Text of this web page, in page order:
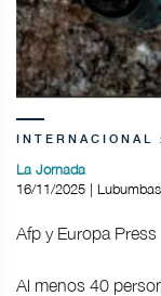
INTERNACIONAL
La Jornada
16/11/2025 |
Afp y Europa Press
Al menos 40